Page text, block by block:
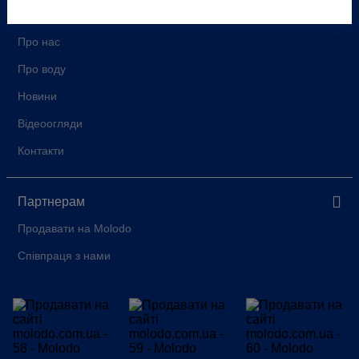
Про нас
Про воду
Новини
Відеоогляди
Контакти
Партнерам
Продавати на Molodo
Співпраця з нами